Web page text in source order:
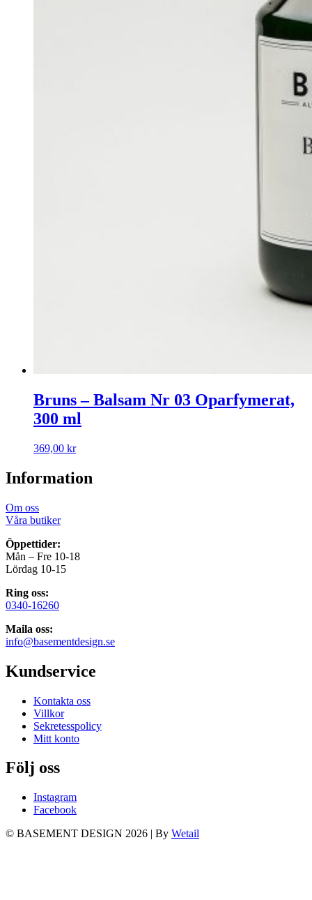
Bruns – Balsam Nr 03 Oparfymerat,
300 ml
369,00 kr
Information
Om oss
Våra butiker
Öppettider:
Mån – Fre 10-18
Lördag 10-15
Ring oss:
0340-16260
Maila oss:
info@basementdesign.se
Kundservice
Kontakta oss
Villkor
Sekretesspolicy
Mitt konto
Följ oss
Instagram
Facebook
© BASEMENT DESIGN 2026 | By Wetail